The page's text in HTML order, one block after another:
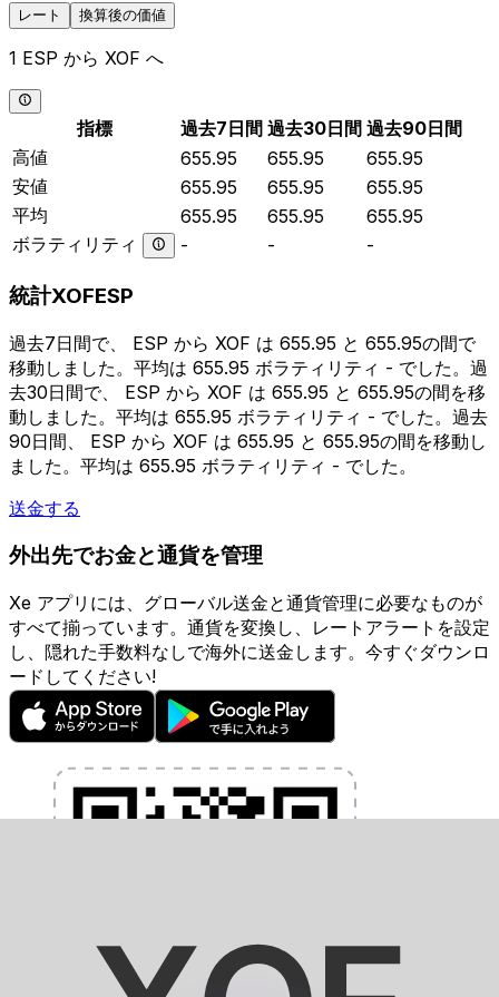
レート 換算後の価値
1 ESP から XOF へ
指標 過去7日間 過去30日間 過去90日間
高値
655.95 655.95
655.95
安値
655.95 655.95
655.95
平均
655.95 655.95
655.95
ボラティリティ
- - -
統計XOFESP
過去7日間で、 ESP から XOF は 655.95 と 655.95の間で
移動しました。平均は 655.95 ボラティリティ - でした。過
去30日間で、 ESP から XOF は 655.95 と 655.95の間を移
動しました。平均は 655.95 ボラティリティ - でした。過去
90日間、 ESP から XOF は 655.95 と 655.95の間を移動し
ました。平均は 655.95 ボラティリティ - でした。
送金する
外出先でお金と通貨を管理
Xe アプリには、グローバル送金と通貨管理に必要なものが
すべて揃っています。通貨を変換し、レートアラートを設定
し、隠れた手数料なしで海外に送金します。今すぐダウンロ
ードしてください!